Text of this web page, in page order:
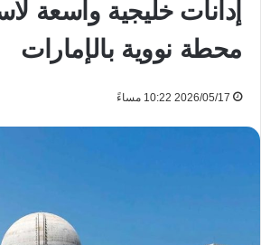
إدانات خليجية واسعة
محطة نووية بالإمارات
2026/05/17 10:22 مساءً